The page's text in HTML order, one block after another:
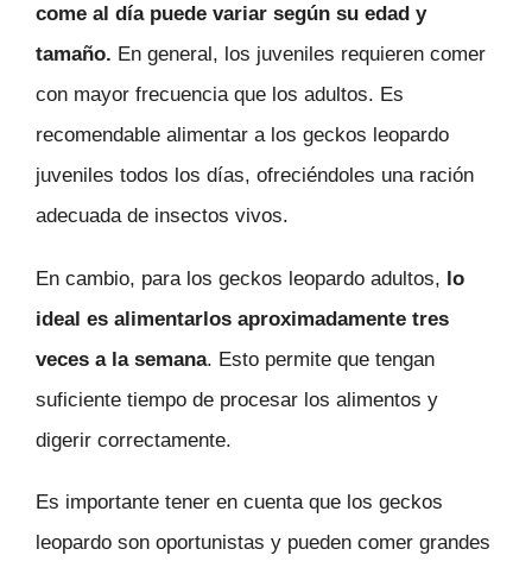
come al día puede variar según su edad y
tamaño. En general, los juveniles requieren comer
con mayor frecuencia que los adultos. Es
recomendable alimentar a los geckos leopardo
juveniles todos los días, ofreciéndoles una ración
adecuada de insectos vivos.
En cambio, para los geckos leopardo adultos, lo
ideal es alimentarlos aproximadamente tres
veces a la semana. Esto permite que tengan
suficiente tiempo de procesar los alimentos y
digerir correctamente.
Es importante tener en cuenta que los geckos
leopardo son oportunistas y pueden comer grandes